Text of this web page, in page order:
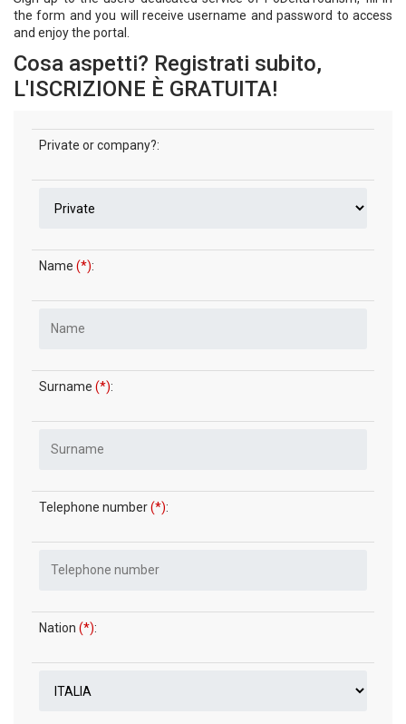
the form and you will receive username and password to access
and enjoy the portal.
Cosa aspetti? Registrati subito,
L'ISCRIZIONE È GRATUITA!
Private or company?:
Name (*):
Surname (*):
Telephone number(*):
Nation (*):